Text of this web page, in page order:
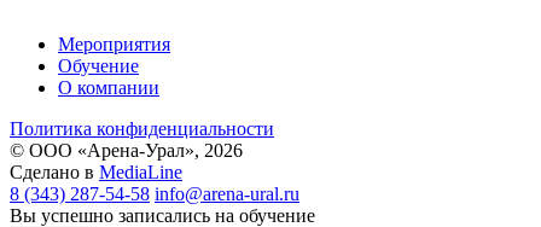
Мероприятия
Обучение
О компании
Политика конфиденциальности
© ООО «Арена-Урал», 2026
Сделано в MediaLine
8 (343) 287-54-58 info@arena-ural.ru
Вы успешно записались на обучение